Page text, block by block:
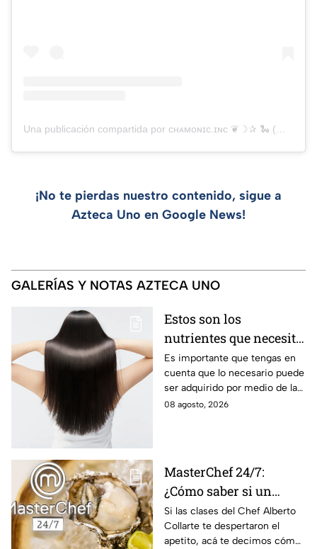
Una publicación compartida por ᴄʜᴀᴍᴏɴɪᴄ.ɪɴᴄ ❦☽✰ 🐍 (@chamonic3)
¡No te pierdas nuestro contenido, sigue a
Azteca Uno en Google News!
GALERÍAS Y NOTAS AZTECA UNO
Estos son los
nutrientes que necesita
tu cabello a partir de
los 40 años
Es importante que tengas en
cuenta que lo necesario puede
ser adquirido por medio de la
alimentación.
08 agosto, 2026
MasterChef 24/7:
¿Cómo saber si un
ostión está fresco y es
seguro consumirlo?
Si las clases del Chef Alberto
Collarte te despertaron el
apetito, acá te decimos cómo